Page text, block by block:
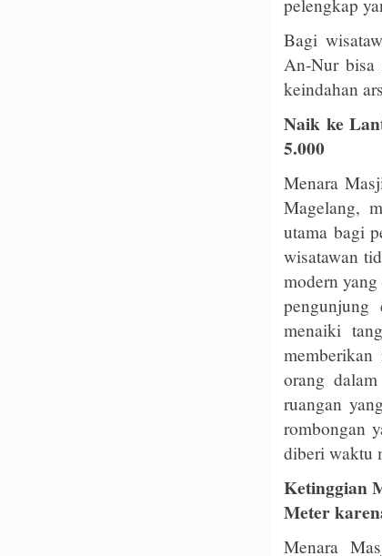
pelengkap
Bagi
An-Nur bisa
keindahan
Naik ke
5.000
Menara
Magelang,
utama bagi
wisatawan
modern
menaiki
orang
ruangan
rombongan
diberi waktu
Ketinggian
Meter
Menara